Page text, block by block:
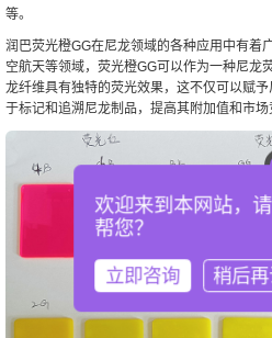
等。
润巴荧光橙GG在尼龙领域的各种应用中有着
空航天等领域，荧光橙GG可以作为一种尼龙
龙纤维具有独特的荧光效果，这不仅可以赋
于标记和追溯尼龙制品，提高其附加值和市场
欢迎来到本网站，
帮您？
立即咨询 稍后